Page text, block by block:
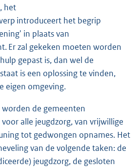
het
introduceert het begrip
in plaats van
Er zal gekeken moeten worden
gepast is, dan wel de
is een oplossing te vinden,
eigen omgeving.
de gemeenten
alle jeugdzorg, van vrijwillige
tot gedwongen opnames. Het
van de volgende taken: de
jeugdzorg, de gesloten